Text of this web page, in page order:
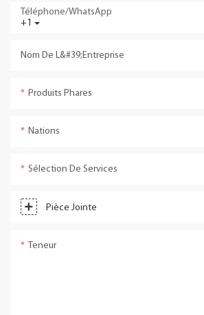
+1
Téléphone/WhatsApp
Nom De L&#39;entreprise
Produits Phares
Nations
Sélection De Services
Pièce Jointe
Teneur